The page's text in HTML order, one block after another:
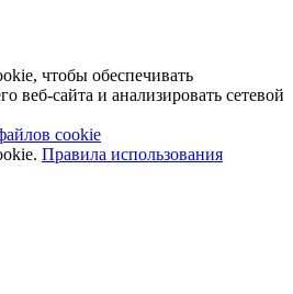
чтобы обеспечивать
веб-сайта и анализировать сетевой
cookie
Правила использования